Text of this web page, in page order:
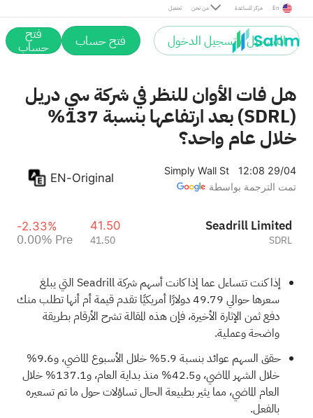
تحميل من نحن مركز المساعدة En
التسجيل / تسجيل الدخول فتح حساب فتح
حساب
هل فات الأوان للنظر في شركة سي دريل
(SDRL) بعد ارتفاعها بنسبة 137%
خلال عام واحد؟
Simply Wall St
12:08 29/04
تمت الترجمة بواسطة
EN-Original
Seadrill Limited
SDRL
41.50
41.50
-2.33%
0.00% Pre
إذا كنت تتساءل عما إذا كانت أسهم شركة Seadrill التي يبلغ
سعرها حوالي 49.79 دولارًا أمريكيًا تقدم قيمة أم أنها تطلب منك
دفع ثمن الإثارة الأخيرة، فإن هذه المقالة تشرح الأرقام بطريقة
واضحة وعملية.
حقق السهم عوائد بنسبة 5.9% خلال الأسبوع الماضي، و9.6%
خلال الشهر الماضي، و42.5% منذ بداية العام، و137.1% خلال
العام الماضي، مما يثير بطبيعة الحال تساؤلات حول ما تم تسعيره
بالفعل.